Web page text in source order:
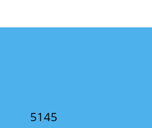
5145